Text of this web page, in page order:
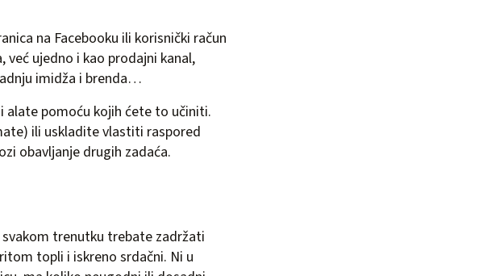
na Facebooku ili korisnički račun
ujedno i kao prodajni kanal,
imidža i brenda…
pomoću kojih ćete to učiniti.
ili uskladite vlastiti raspored
obavljanje drugih zadaća.
trenutku trebate zadržati
topli i iskreno srdačni. Ni u